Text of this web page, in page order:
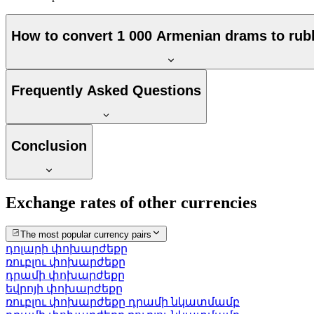
How to convert 1 000 Armenian drams to
Frequently Asked Questions
Conclusion
Exchange rates of other currencies
The most popular currency pairs
դոլարի փոխարժեքը
ռուբլու փոխարժեքը
դրամի փոխարժեքը
եվրոյի փոխարժեքը
ռուբլու փոխարժեքը դրամի նկատմամբ